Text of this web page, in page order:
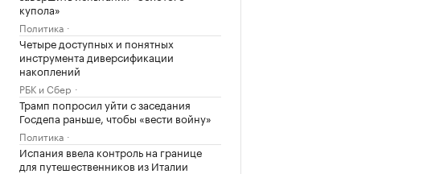
купола»
Политика
Четыре доступных и понятных
инструмента диверсификации
накоплений
РБК и Сбер
Трамп попросил уйти с заседания
Госдепа раньше, чтобы «вести войну»
Политика
Испания ввела контроль на границе
для путешественников из Италии